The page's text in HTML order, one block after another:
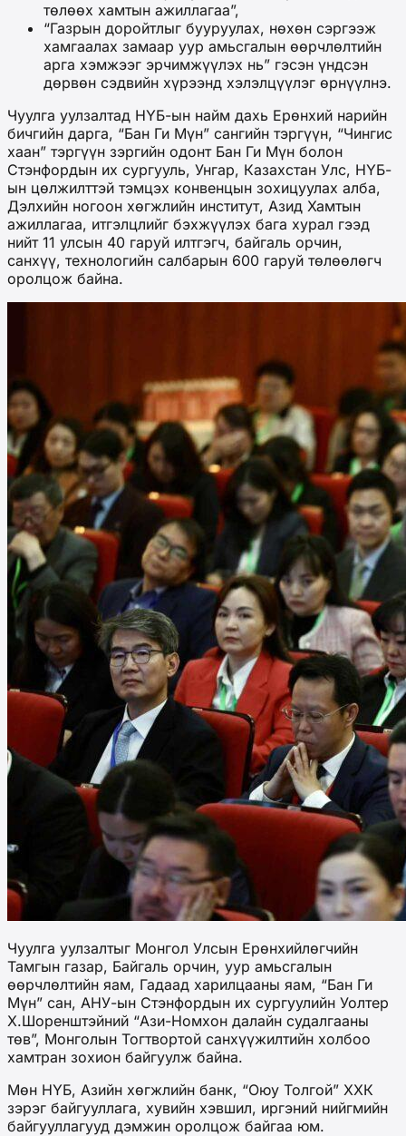
төлөөх хамтын ажиллагаа”,
“Газрын доройтлыг бууруулах, нөхөн сэргээж
хамгаалах замаар уур амьсгалын өөрчлөлтийн
арга хэмжээг эрчимжүүлэх нь” гэсэн үндсэн
дөрвөн сэдвийн хүрээнд хэлэлцүүлэг өрнүүлнэ.
Чуулга уулзалтад НҮБ-ын найм дахь Ерөнхий нарийн
бичгийн дарга, “Бан Ги Мүн” сангийн тэргүүн, “Чингис
хаан” тэргүүн зэргийн одонт Бан Ги Мүн болон
Стэнфордын их сургууль, Унгар, Казахстан Улс, НҮБ-
ын цөлжилттэй тэмцэх конвенцын зохицуулах алба,
Дэлхийн ногоон хөгжлийн институт, Азид Хамтын
ажиллагаа, итгэлцлийг бэхжүүлэх бага хурал гээд
нийт 11 улсын 40 гаруй илтгэгч, байгаль орчин,
санхүү, технологийн салбарын 600 гаруй төлөөлөгч
оролцож байна.
Чуулга уулзалтыг Монгол Улсын Ерөнхийлөгчийн
Тамгын газар, Байгаль орчин, уур амьсгалын
өөрчлөлтийн яам, Гадаад харилцааны яам, “Бан Ги
Мүн” сан, АНУ-ын Стэнфордын их сургуулийн Уолтер
Х.Шоренштэйний “Ази-Номхон далайн судалгааны
төв”, Монголын Тогтвортой санхүүжилтийн холбоо
хамтран зохион байгуулж байна.
Мөн НҮБ, Азийн хөгжлийн банк, “Оюу Толгой” ХХК
зэрэг байгууллага, хувийн хэвшил, иргэний нийгмийн
байгууллагууд дэмжин оролцож байгаа юм.